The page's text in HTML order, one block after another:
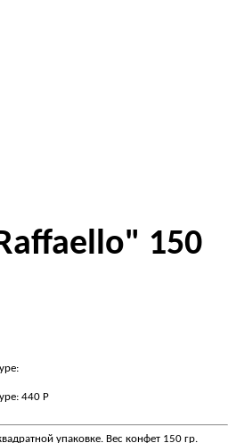
150
440 Р
упаковке. Вес конфет 150 гр.